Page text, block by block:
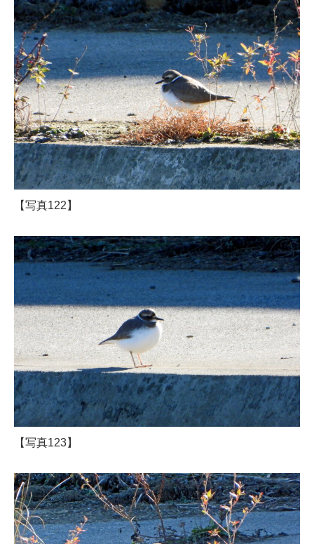
【写真122】
【写真123】